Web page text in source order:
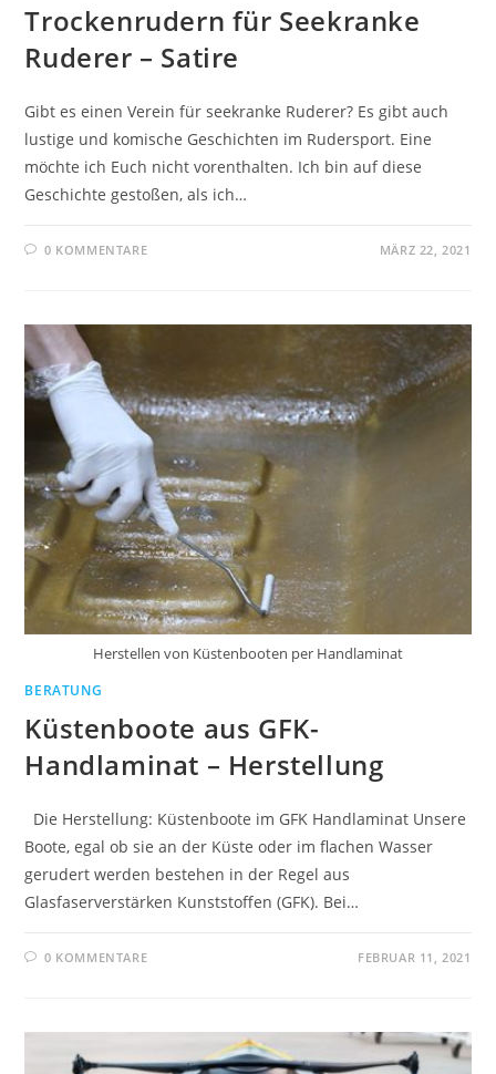
Trockenrudern für Seekranke
Ruderer – Satire
Gibt es einen Verein für seekranke Ruderer? Es gibt auch
lustige und komische Geschichten im Rudersport. Eine
möchte ich Euch nicht vorenthalten. Ich bin auf diese
Geschichte gestoßen, als ich…
0 KOMMENTARE MÄRZ 22, 2021
Herstellen von Küstenbooten per Handlaminat
BERATUNG
Küstenboote aus GFK-
Handlaminat – Herstellung
Die Herstellung: Küstenboote im GFK Handlaminat Unsere
Boote, egal ob sie an der Küste oder im flachen Wasser
gerudert werden bestehen in der Regel aus
Glasfaserverstärken Kunststoffen (GFK). Bei…
0 KOMMENTARE FEBRUAR 11, 2021